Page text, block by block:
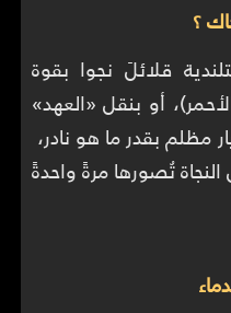
؟
قلائلَ نجوا بقوة
أو بنقل «العهد»
مظلم بقدر ما هو نادر،
تُصورها مرةً واحدةً